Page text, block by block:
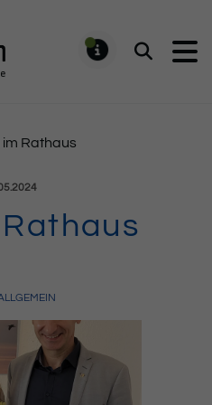
Suchen
im Rathaus
am: